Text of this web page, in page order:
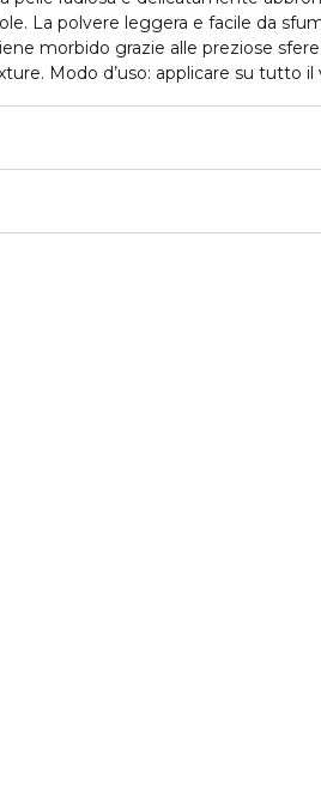
La polvere leggera e facile da
morbido grazie alle preziose
Modo d’uso: applicare su tutto il
un “3” partendo dal centro della
zigomi e arrivare alla mandibola.